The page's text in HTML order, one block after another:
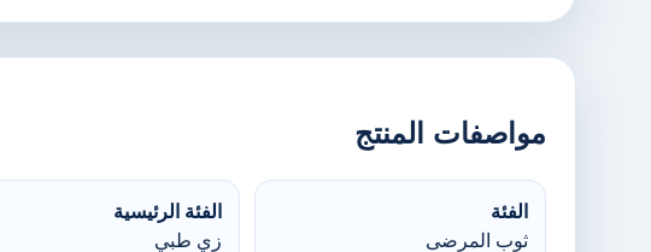
مواصفات المنتج
الفئة
ثوب المرضى
الفئة الرئيسية
زي طبي